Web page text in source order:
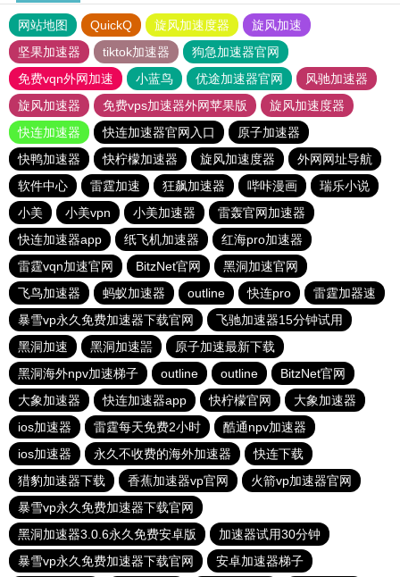
网站地图 QuickQ 旋风加速度器
旋风加速
坚果加速器
tiktok加速器
狗急加速器官网
免费vqn外网加速
小蓝鸟 优途加速器官网
风驰加速器
旋风加速器
免费vps加速器外网苹果版
旋风加速度器
快连加速器
快连加速器官网入口
原子加速器
快鸭加速器
快柠檬加速器 旋风加速度器
外网网址导航
软件中心
雷霆加速 狂飙加速器 哔咔漫画
瑞乐小说
小美
小美vpn 小美加速器
雷轰官网加速器
快连加速器app
纸飞机加速器
红海pro加速器
雷霆vqn加速官网
BitzNet官网
黑洞加速官网
飞鸟加速器
蚂蚁加速器 outline 快连pro
雷霆加器速
暴雪vp永久免费加速器下载官网
飞驰加速器15分钟试用
黑洞加速
黑洞加速噐
原子加速最新下载
黑洞海外npv加速梯子
outline outline
BitzNet官网
大象加速器
快连加速器app 快柠檬官网
大象加速器
ios加速器
雷霆每天免费2小时
酷通npv加速器
ios加速器
永久不收费的海外加速器
快连下载
猎豹加速器下载
香蕉加速器vp官网
火箭vp加速器官网
暴雪vp永久免费加速器下载官网
黑洞加速器3.0.6永久免费安卓版
加速器试用30分钟
暴雪vp永久免费加速器下载官网
安卓加速器梯子